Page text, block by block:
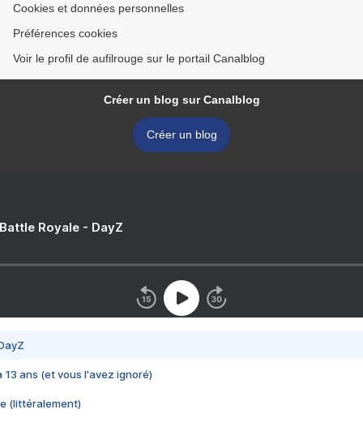
Cookies et données personnelles
Préférences cookies
Voir le profil de aufilrouge sur le portail Canalblog
Créer un blog sur Canalblog
Créer un blog
Royale - DayZ
13 ans (et vous l'avez ignoré)
(littéralement)